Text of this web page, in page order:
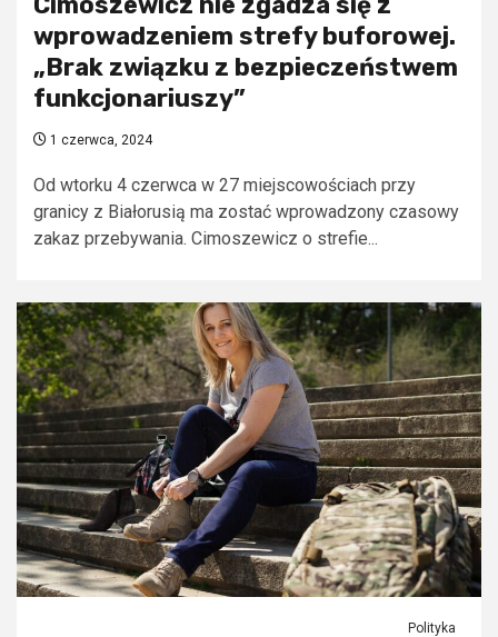
wprowadzeniem strefy buforowej.
„Brak związku z bezpieczeństwem
funkcjonariuszy”
1 czerwca, 2024
Od wtorku 4 czerwca w 27 miejscowościach przy
granicy z Białorusią ma zostać wprowadzony czasowy
zakaz przebywania. Cimoszewicz o strefie...
Polityka